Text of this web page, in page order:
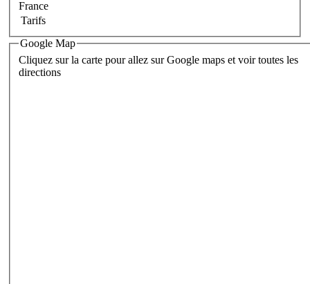
France
Tarifs
Google Map
Cliquez sur la carte pour allez sur Google maps et voir toutes les
directions